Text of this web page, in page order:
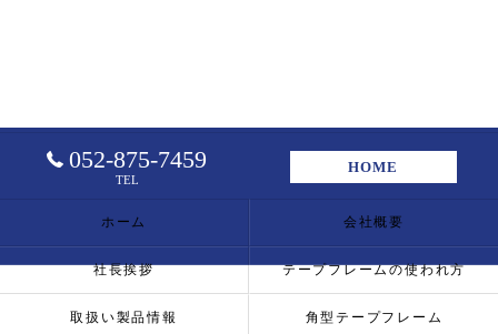
052-875-7459
TEL
HOME
ホーム 会社概要
社長挨拶 テープフレームの使われ方
取扱い製品情報 角型テープフレーム